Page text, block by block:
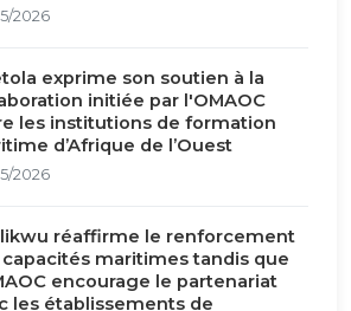
2026
exprime son soutien à la
initiée par l'OMAOC
les institutions de formation
d’Afrique de l’Ouest
2026
réaffirme le renforcement
capacités maritimes tandis que
encourage le partenariat
les établissements de